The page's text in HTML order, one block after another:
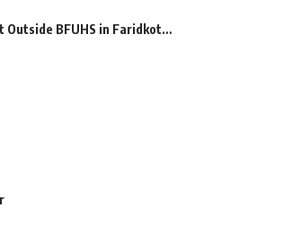
Outside BFUHS in Faridkot…